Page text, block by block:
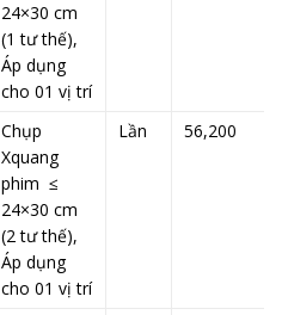
24×30 cm
(1 tư thế),
Áp dụng
cho 01 vị trí
Chụp
Xquang
phim ≤
24×30 cm
(2 tư thế),
Áp dụng
cho 01 vị trí
Lần 56,200